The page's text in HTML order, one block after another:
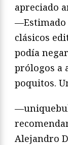
apreciado
—Estimado
clásicos
podía
prólogos a
poquitos.
Alejandro